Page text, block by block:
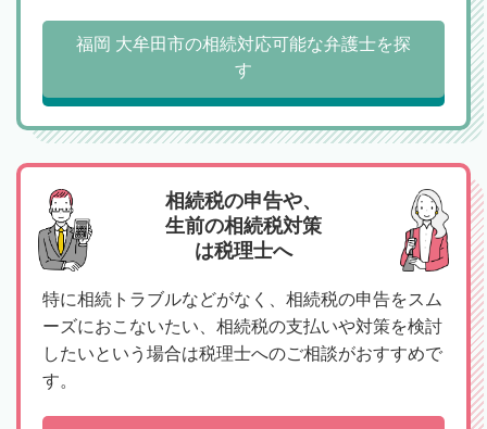
福岡 大牟田市の相続対応可能な弁護士を探
す
相続税の申告や、
生前の相続税対策
は税理士へ
特に相続トラブルなどがなく、相続税の申告をスム
ーズにおこないたい、相続税の支払いや対策を検討
したいという場合は税理士へのご相談がおすすめで
す。